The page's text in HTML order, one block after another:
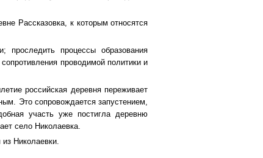
Рассказовка, к которым относятся
проследить процессы образования
проводимой политики и
российская деревня переживает
Это сопровождается запустением,
участь уже постигла деревню
село Николаевка.
Николаевки.